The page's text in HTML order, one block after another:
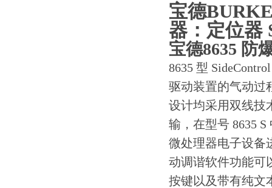
宝德
器：定位器
宝德8635 防
8635 型
驱动装置的气动过
设计均采用双线技
输，在型号 8635
微处理器电子设备
动调谐软件功能可
按键以及带有纯文